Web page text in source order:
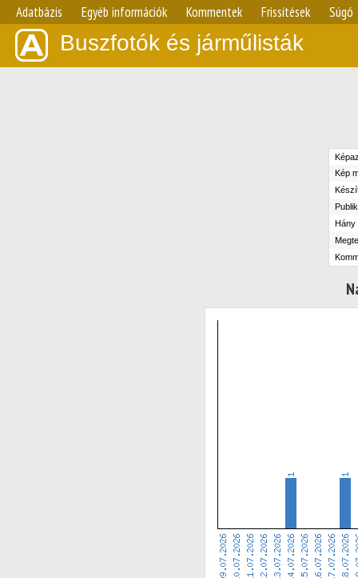
Adatbázis Egyéb információk Kommentek Frissítések Súgó
Buszfotók és járműlisták
Kép
Hány